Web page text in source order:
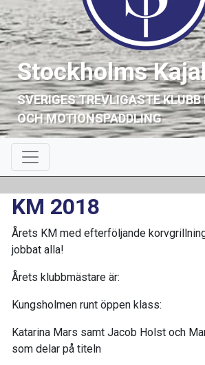
Stockholms
SVERIGES TREVLIGASTE
OCH MOTIONSPADDLING
KM 2018
Årets KM med efterföljande
jobbat alla!
Årets klubbmästare är:
Kungsholmen runt öppen klass:
Katarina Mars samt Jacob Holst och
som delar på titeln